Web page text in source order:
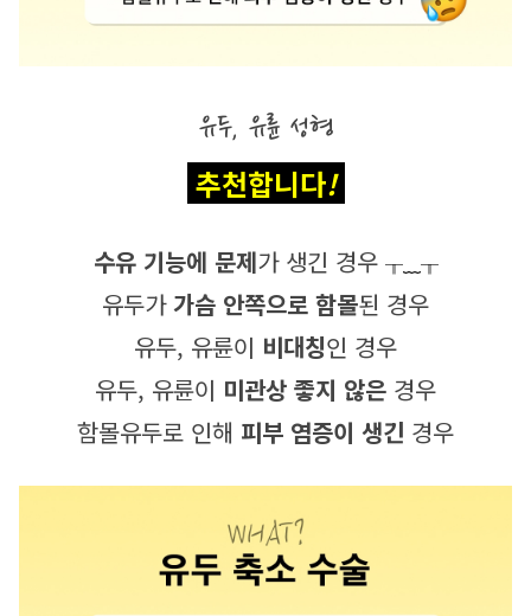
유두, 유륜 성형
추천합니다!
수유 기능에 문제가 생긴 경우 ╥﹏╥
유두가 가슴 안쪽으로 함몰된 경우
유두, 유륜이 비대칭인 경우
유두, 유륜이 미관상 좋지 않은 경우
함몰유두로 인해 피부 염증이 생긴 경우